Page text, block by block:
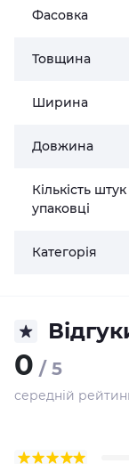
Фасовка
Товщина
Ширина
Довжина
Кількість
упаковці
Категорія
0 / 5
середній